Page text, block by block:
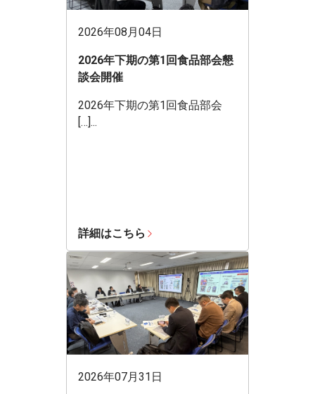
2026年08月04日
2026年下期の第1回食品部会懇
談会開催
2026年下期の第1回食品部会
[…]...
詳細はこちら
2026年07月31日